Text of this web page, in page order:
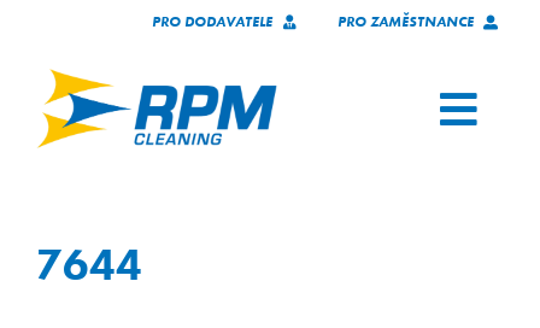
PRO DODAVATELE PRO ZAMĚSTNANCE
OUR CLIENTS
7644